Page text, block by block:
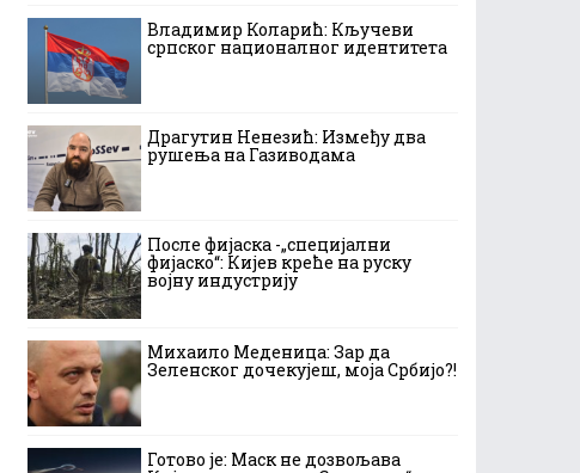
Владимир Коларић: Кључеви
српског националног идентитета
Драгутин Ненезић: Између два
рушења на Газиводама
После фијаска -„специјални
фијаско“: Кијев креће на руску
војну индустрију
Михаило Меденица: Зар да
Зеленског дочекујеш, моја Србијо?!
Готово је: Маск не дозвољава